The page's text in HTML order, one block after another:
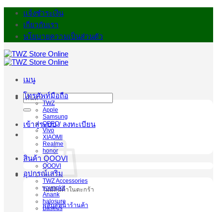
ข้าม
แจ้งชำระเงิน
เกี่ยวกับเรา
นโยบายความเป็นส่วนตัว
เมนู
ค้นหา:
เข้าสู่ระบบ / ลงทะเบียน
ไม่มีสินค้าในตะกร้า
กลับสู่หน้าร้านค้า
โทรศัพท์มือถือ
TWZ
Apple
Samsung
OPPO
Vivo
XIAOMI
Realme
honor
สินค้า QOOVI
QOOVI
อุปกรณ์เสริม
TWZ Accessories
youngkit
Anank
halosure
Baseus